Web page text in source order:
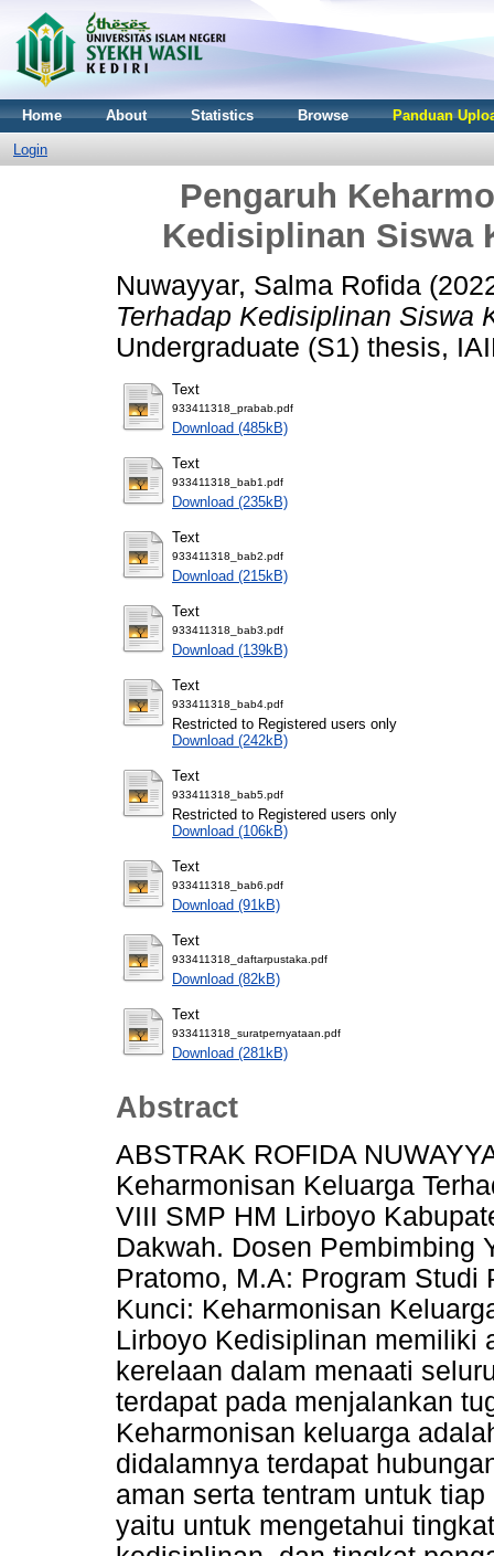
Home About Statistics Browse Panduan
Login
Pengaruh
Kedisiplinan Siswa
Nuwayyar, Salma Rofida
Terhadap Kedisiplinan Siswa
Undergraduate (S1) thesis,
Text
933411318_prabab.pdf
Download (485kB)
Text
933411318_bab1.pdf
Download (235kB)
Text
933411318_bab2.pdf
Download (215kB)
Text
933411318_bab3.pdf
Download (139kB)
Text
933411318_bab4.pdf
Restricted to Registered users only
Download (242kB)
Text
933411318_bab5.pdf
Restricted to Registered users only
Download (106kB)
Text
933411318_bab6.pdf
Download (91kB)
Text
933411318_daftarpustaka.pdf
Download (82kB)
Text
933411318_suratpernyataan.pdf
Download (281kB)
Abstract
ABSTRAK ROFIDA
Keharmonisan Keluarga
VIII SMP HM Lirboyo
Dakwah. Dosen Pembimbing
Pratomo, M.A: Program
Kunci: Keharmonisan
Lirboyo Kedisiplinan memiliki
kerelaan dalam menaati
terdapat pada menjalankan
Keharmonisan keluarga
didalamnya terdapat
aman serta tentram untuk
yaitu untuk mengetahui